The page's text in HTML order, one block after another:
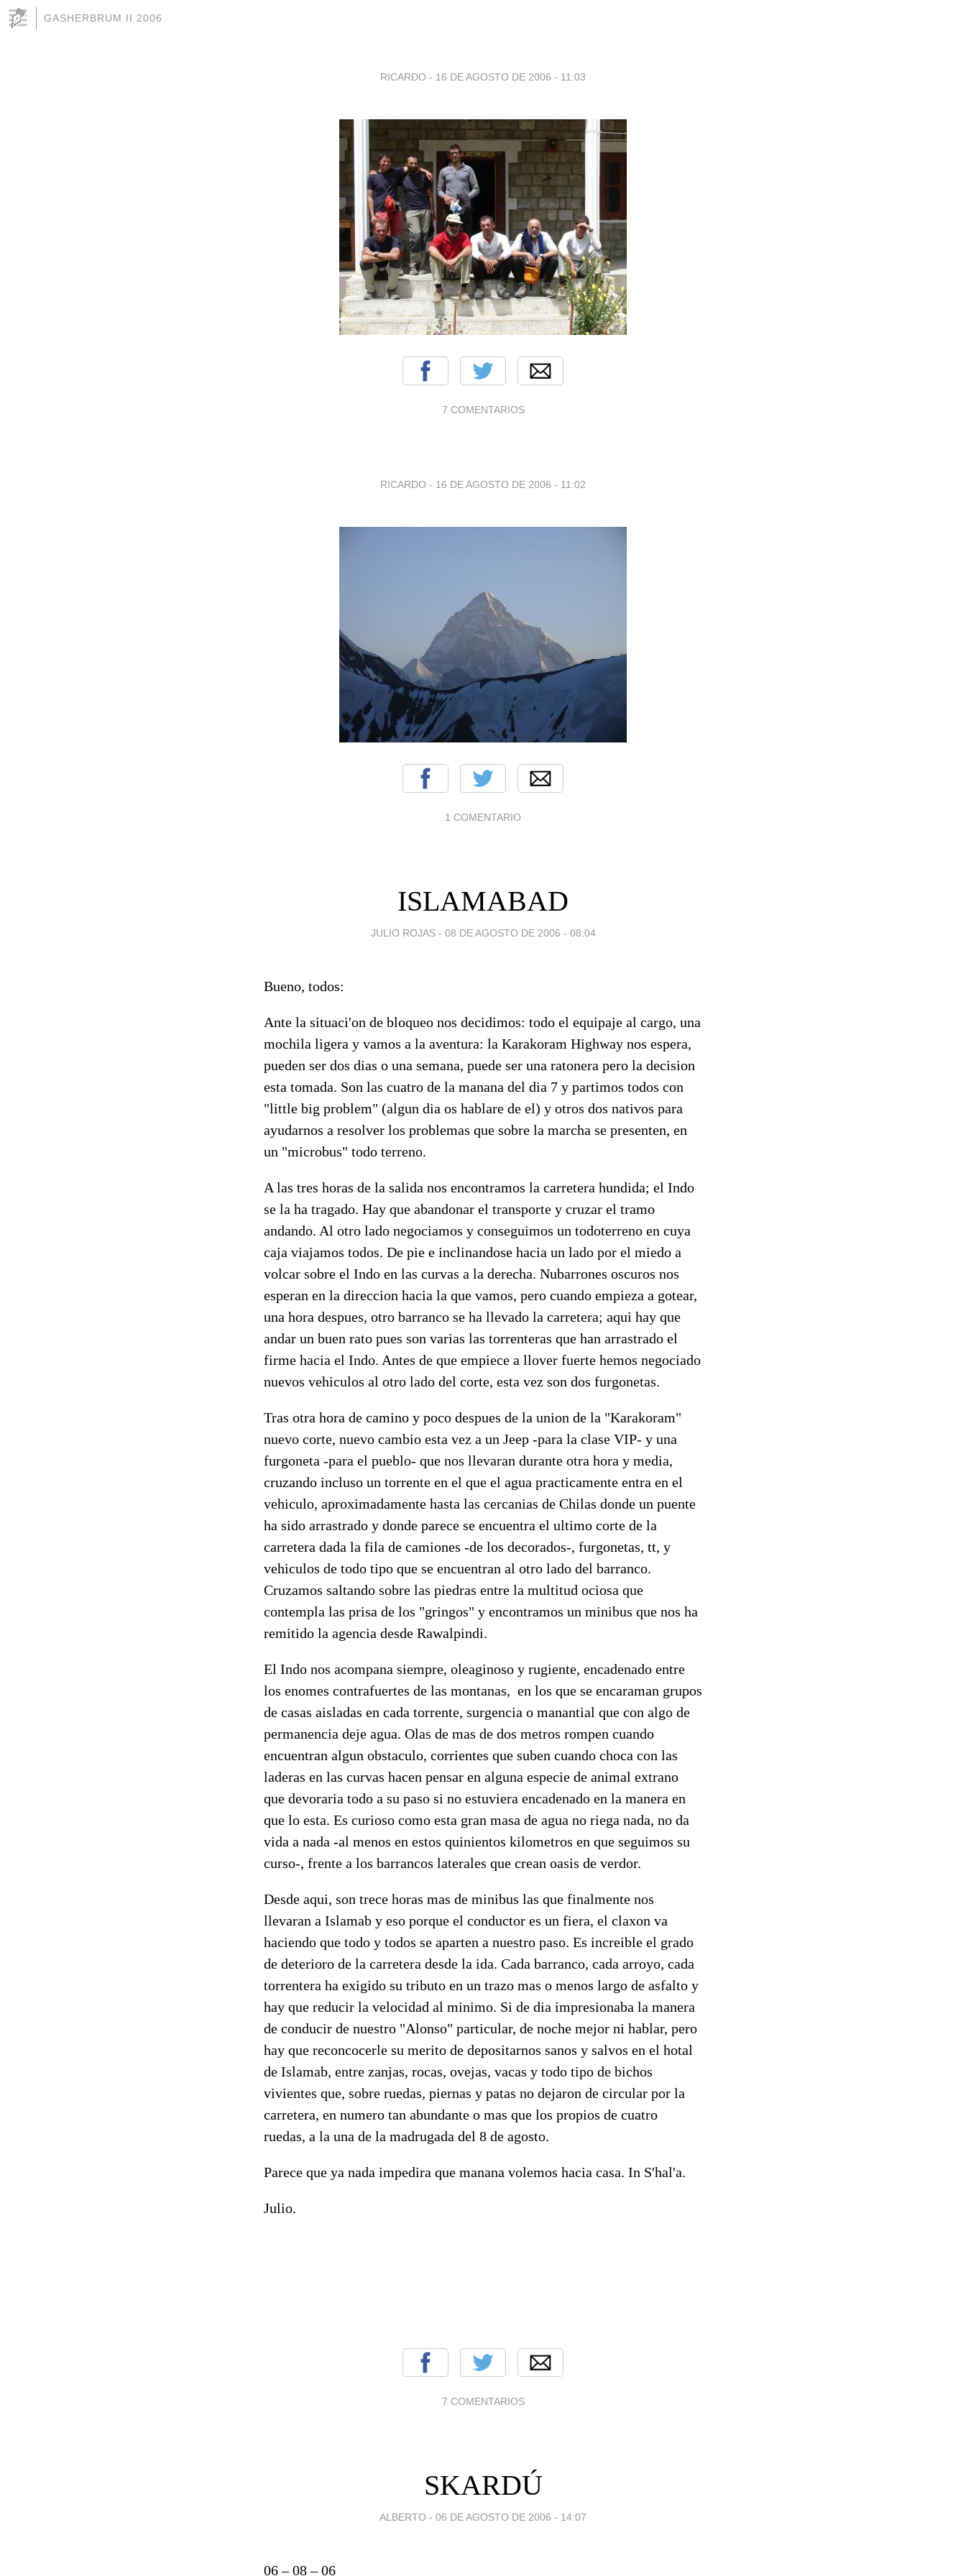
GASHERBRUM II 2006
RICARDO - 16 DE AGOSTO DE 2006 - 11:03
7 COMENTARIOS
RICARDO - 16 DE AGOSTO DE 2006 - 11:02
1 COMENTARIO
ISLAMABAD
JULIO ROJAS - 08 DE AGOSTO DE 2006 - 08:04
Bueno, todos:
Ante la situaci'on de bloqueo nos decidimos: todo el equipaje al cargo, una
mochila ligera y vamos a la aventura: la Karakoram Highway nos espera,
pueden ser dos dias o una semana, puede ser una ratonera pero la decision
esta tomada. Son las cuatro de la manana del dia 7 y partimos todos con
"little big problem" (algun dia os hablare de el) y otros dos nativos para
ayudarnos a resolver los problemas que sobre la marcha se presenten, en
un "microbus" todo terreno.
A las tres horas de la salida nos encontramos la carretera hundida; el Indo
se la ha tragado. Hay que abandonar el transporte y cruzar el tramo
andando. Al otro lado negociamos y conseguimos un todoterreno en cuya
caja viajamos todos. De pie e inclinandose hacia un lado por el miedo a
volcar sobre el Indo en las curvas a la derecha. Nubarrones oscuros nos
esperan en la direccion hacia la que vamos, pero cuando empieza a gotear,
una hora despues, otro barranco se ha llevado la carretera; aqui hay que
andar un buen rato pues son varias las torrenteras que han arrastrado el
firme hacia el Indo. Antes de que empiece a llover fuerte hemos negociado
nuevos vehiculos al otro lado del corte, esta vez son dos furgonetas.
Tras otra hora de camino y poco despues de la union de la "Karakoram"
nuevo corte, nuevo cambio esta vez a un Jeep -para la clase VIP- y una
furgoneta -para el pueblo- que nos llevaran durante otra hora y media,
cruzando incluso un torrente en el que el agua practicamente entra en el
vehiculo, aproximadamente hasta las cercanias de Chilas donde un puente
ha sido arrastrado y donde parece se encuentra el ultimo corte de la
carretera dada la fila de camiones -de los decorados-, furgonetas, tt, y
vehiculos de todo tipo que se encuentran al otro lado del barranco.
Cruzamos saltando sobre las piedras entre la multitud ociosa que
contempla las prisa de los "gringos" y encontramos un minibus que nos ha
remitido la agencia desde Rawalpindi.
El Indo nos acompana siempre, oleaginoso y rugiente, encadenado entre
los enomes contrafuertes de las montanas, en los que se encaraman grupos
de casas aisladas en cada torrente, surgencia o manantial que con algo de
permanencia deje agua. Olas de mas de dos metros rompen cuando
encuentran algun obstaculo, corrientes que suben cuando choca con las
laderas en las curvas hacen pensar en alguna especie de animal extrano
que devoraria todo a su paso si no estuviera encadenado en la manera en
que lo esta. Es curioso como esta gran masa de agua no riega nada, no da
vida a nada -al menos en estos quinientos kilometros en que seguimos su
curso-, frente a los barrancos laterales que crean oasis de verdor.
Desde aqui, son trece horas mas de minibus las que finalmente nos
llevaran a Islamab y eso porque el conductor es un fiera, el claxon va
haciendo que todo y todos se aparten a nuestro paso. Es increible el grado
de deterioro de la carretera desde la ida. Cada barranco, cada arroyo, cada
torrentera ha exigido su tributo en un trazo mas o menos largo de asfalto y
hay que reducir la velocidad al minimo. Si de dia impresionaba la manera
de conducir de nuestro "Alonso" particular, de noche mejor ni hablar, pero
hay que reconcocerle su merito de depositarnos sanos y salvos en el hotal
de Islamab, entre zanjas, rocas, ovejas, vacas y todo tipo de bichos
vivientes que, sobre ruedas, piernas y patas no dejaron de circular por la
carretera, en numero tan abundante o mas que los propios de cuatro
ruedas, a la una de la madrugada del 8 de agosto.
Parece que ya nada impedira que manana volemos hacia casa. In S'hal'a.
Julio.
7 COMENTARIOS
SKARDÚ
ALBERTO - 06 DE AGOSTO DE 2006 - 14:07
06 – 08 – 06